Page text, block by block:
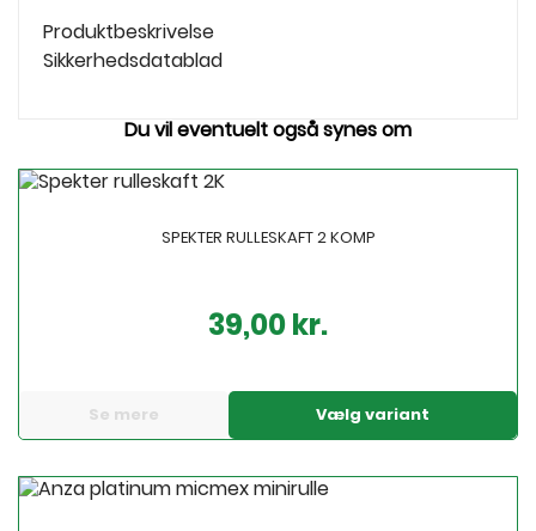
Produktbeskrivelse
Sikkerhedsdatablad
Du vil eventuelt også synes om
SPEKTER RULLESKAFT 2 KOMP
39,00 kr.
Se mere Vælg variant